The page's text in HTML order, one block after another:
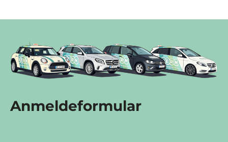
Anmeldeformular